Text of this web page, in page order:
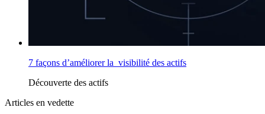
7 façons d’améliorer la visibilité des actifs
Découverte des actifs
Articles en vedette